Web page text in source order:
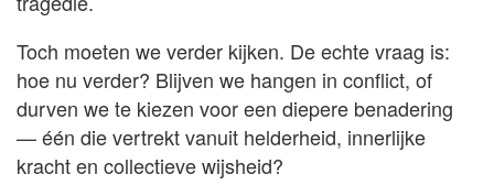
Toch moeten we verder kijken. De echte vraag is:
hoe nu verder? Blijven we hangen in conflict, of
durven we te kiezen voor een diepere benadering
— één die vertrekt vanuit helderheid, innerlijke
kracht en collectieve wijsheid?